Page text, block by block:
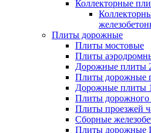
Коллекторные
Плиты дорожные
Плиты мостовые
Плиты
Дорожные плиты
Плиты дорожные
Дорожные плиты
Плиты дорожного
Плиты проезжей
Сборные
Плиты дорожные